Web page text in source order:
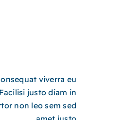
viverra eu
justo diam in
non leo sem sed